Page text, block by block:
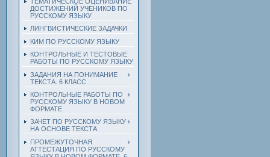
ДОСТИЖЕНИЙ УЧЕНИКОВ ПО
РУССКОМУ ЯЗЫКУ
ЛИНГВИСТИЧЕСКИЕ ЗАДАЧКИ
КИМ ПО РУССКОМУ ЯЗЫКУ
КОНТРОЛЬНЫЕ И ТЕСТОВЫЕ
РАБОТЫ ПО РУССКОМУ ЯЗЫКУ
ЗАДАНИЯ НА ПОНИМАНИЕ
ТЕКСТА. 6 КЛАСС
КОНТРОЛЬНЫЕ РАБОТЫ ПО
РУССКОМУ ЯЗЫКУ В НОВОМ
ФОРМАТЕ
ЗАЧЕТ ПО РУССКОМУ ЯЗЫКУ
НА ОСНОВЕ ТЕКСТА
ПРОМЕЖУТОЧНАЯ
АТТЕСТАЦИЯ ПО РУССКОМУ